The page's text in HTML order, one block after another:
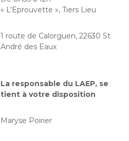
« L’Eprouvette », Tiers Lieu
1 route de Calorguen, 22630 St
André des Eaux
La responsable du LAEP, se
tient à votre disposition
Maryse Poirier